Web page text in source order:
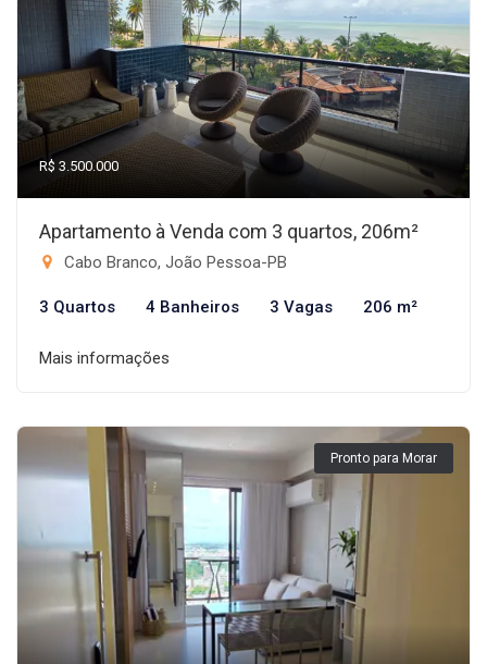
R$ 3.500.000
Apartamento à Venda com 3 quartos, 206m²
Cabo Branco, João Pessoa-PB
3 Quartos 4 Banheiros 3 Vagas 206 m²
Mais informações
Pronto para Morar